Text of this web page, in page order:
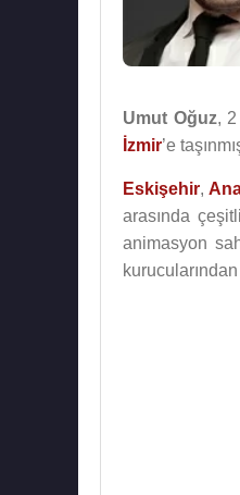
Umut Oğuz, 2
İzmir’e
Eskişehir,
arasında
animasyon
kurucularından